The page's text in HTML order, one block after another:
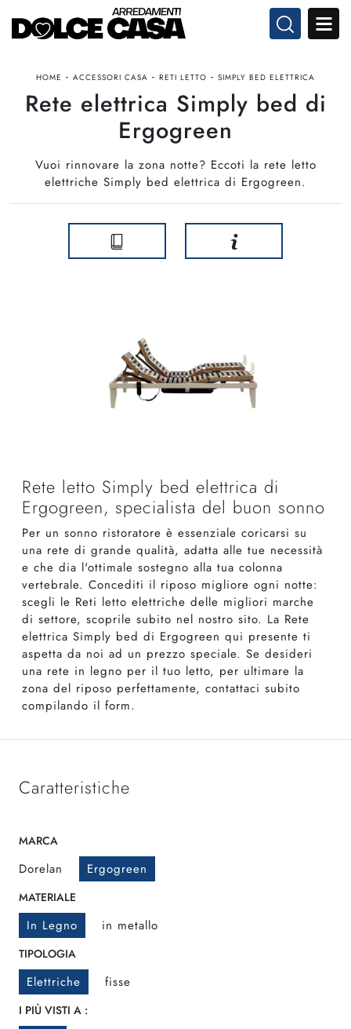
HOME - ACCESSORI CASA - RETI LETTO - SIMPLY BED ELETTRICA
Rete elettrica Simply bed di
Ergogreen
Vuoi rinnovare la zona notte? Eccoti la rete letto
elettriche Simply bed elettrica di Ergogreen.
Rete letto Simply bed elettrica di
Ergogreen, specialista del buon sonno
Per un sonno ristoratore è essenziale coricarsi su
una rete di grande qualità, adatta alle tue necessità
e che dia l'ottimale sostegno alla tua colonna
vertebrale. Concediti il riposo migliore ogni notte:
scegli le Reti letto elettriche delle migliori marche
di settore, scoprile subito nel nostro sito. La Rete
elettrica Simply bed di Ergogreen qui presente ti
aspetta da noi ad un prezzo speciale. Se desideri
una rete in legno per il tuo letto, per ultimare la
zona del riposo perfettamente, contattaci subito
compilando il form.
Caratteristiche
MARCA
Dorelan Ergogreen
MATERIALE
In Legno in metallo
TIPOLOGIA
Elettriche fisse
I PIÙ VISTI A :